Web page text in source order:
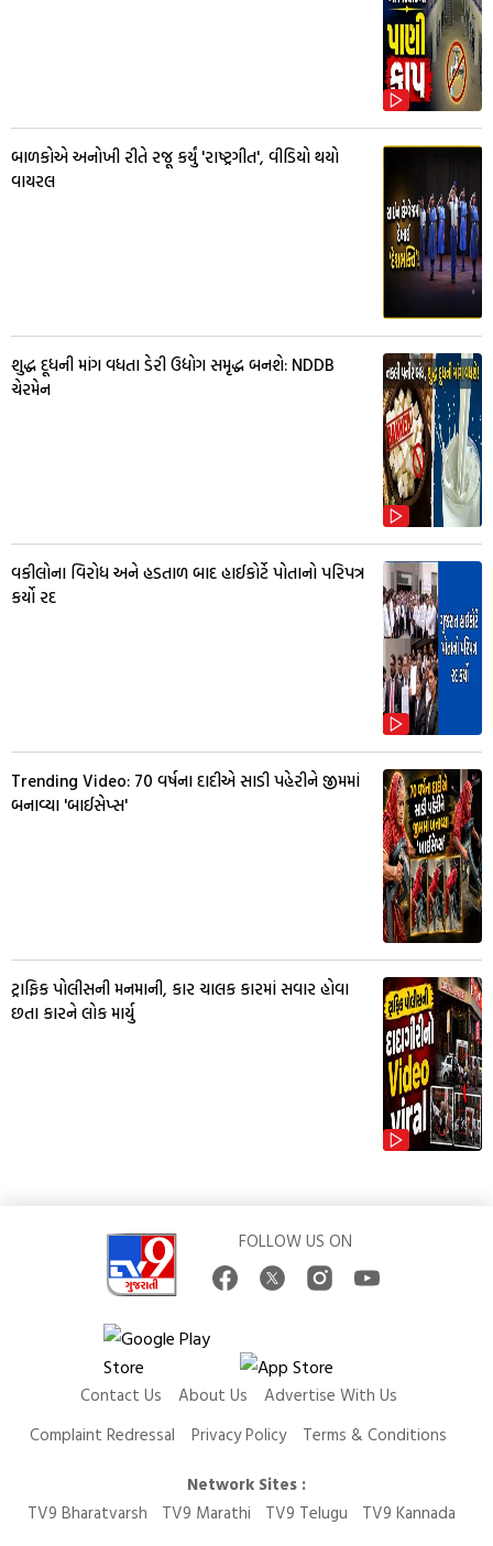
બાળકોએ અનોખી રીતે રજૂ કર્યું 'રાષ્ટ્રગીત', વીડિયો થયો
વાયરલ
શુદ્ધ દૂધની માંગ વધતા ડેરી ઉદ્યોગ સમૃદ્ધ બનશે: NDDB
ચેરમેન
વકીલોના વિરોધ અને હડતાળ બાદ હાઈકોર્ટે પોતાનો પરિપત્ર
કર્યો રદ
Trending Video: 70 વર્ષના દાદીએ સાડી પહેરીને જીમમાં
બનાવ્યા 'બાઈસેપ્સ'
ટ્રાફિક પોલીસની મનમાની, કાર ચાલક કારમાં સવાર હોવા
છતા કારને લોક માર્યુ
FOLLOW US ON
Contact Us About Us
Advertise With Us
Complaint Redressal
Privacy Policy
Terms & Conditions
Network Sites :
TV9 Bharatvarsh
TV9 Marathi TV9 Telugu
TV9 Kannada